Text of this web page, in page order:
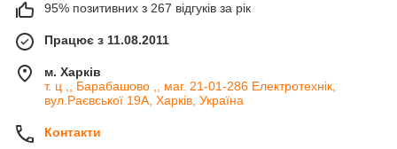
95% позитивних з 267 відгуків за рік
Працює з 11.08.2011
м. Харків
т. ц ,, Барабашово ,, маг. 21-01-286 Електротехнік,
вул.Раєвської 19А, Харків, Україна
Контакти